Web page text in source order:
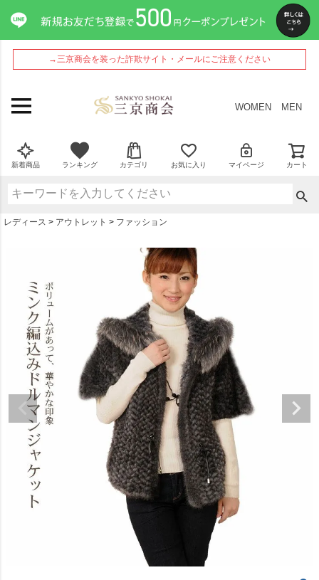
→三京商会を装った詐欺サイト・メールにご注意ください
WOMEN MEN
新着商品 ランキング カテゴリ お気に入り マイページ カート
レディース アウトレット ファッション
ペー
ジト
ップ
へ